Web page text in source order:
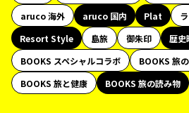
aruco 海外
aruco 国内 Plat
Resort Style
島旅 御朱印 歴史
BOOKS スペシャルコラボ
BOOKS 旅
BOOKS 旅と健康
BOOKS 旅の読み物